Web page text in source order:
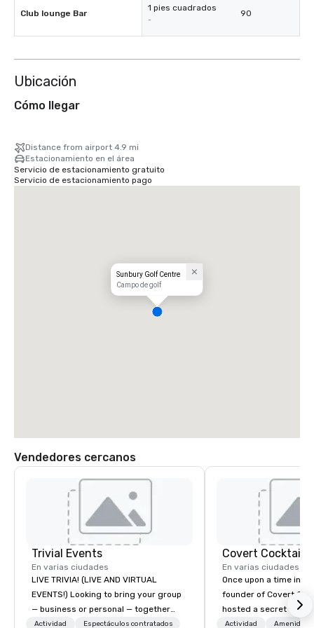
Club lounge Bar
1 pies cuadrados
-
90
Ubicación
Cómo llegar
Distance from airport 4.9 mi
Estacionamiento en el área
Servicio de estacionamiento gratuito
Servicio de estacionamiento pago
Sunbury Golf Centre
Campo de golf
Vendedores cercanos
Trivial Events
En varias ciudades
LIVE TRIVIA! (LIVE AND VIRTUAL
EVENTS!) Looking to bring your group
— business or personal — together
and have some fun? Or maybe there’s
Actividad Espectáculos contratados
Covert Cocktail
En varias ciudades
Once upon a time in
founder of Covert
hosted a secret
intimate place for
Actividad